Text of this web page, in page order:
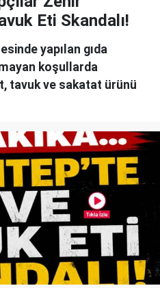
Eti Skandalı!
yapılan gıda
koşullarda
tavuk ve sakatat ürünü